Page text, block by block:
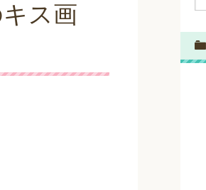
ス画